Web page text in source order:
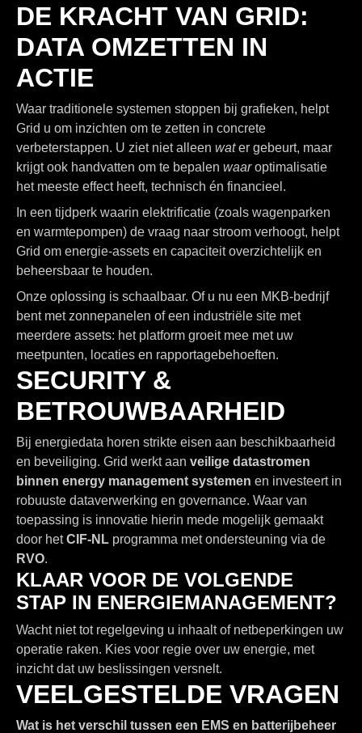
DE KRACHT VAN GRID:
DATA OMZETTEN IN
ACTIE
Waar traditionele systemen stoppen bij grafieken, helpt
Grid u om inzichten om te zetten in concrete
verbeterstappen. U ziet niet alleen water gebeurt, maar
krijgt ook handvatten om te bepalen waaroptimalisatie
het meeste effect heeft, technisch én financieel.
In een tijdperk waarin elektrificatie (zoals wagenparken
en warmtepompen) de vraag naar stroom verhoogt, helpt
Grid om energie-assets en capaciteit overzichtelijk en
beheersbaar te houden.
Onze oplossing is schaalbaar. Of u nu een MKB-bedrijf
bent met zonnepanelen of een industriële site met
meerdere assets: het platform groeit mee met uw
meetpunten, locaties en rapportagebehoeften.
SECURITY &
BETROUWBAARHEID
Bij energiedata horen strikte eisen aan beschikbaarheid
en beveiliging. Grid werkt aan veilige datastromen
binnen energy management systemen en investeert in
robuuste dataverwerking en governance. Waar van
toepassing is innovatie hierin mede mogelijk gemaakt
door hetCIF-NL programma met ondersteuning via de
RVO.
KLAAR VOOR DE VOLGENDE
STAP IN ENERGIEMANAGEMENT?
Wacht niet tot regelgeving u inhaalt of netbeperkingen uw
operatie raken. Kies voor regie over uw energie, met
inzicht dat uw beslissingen versnelt.
VEELGESTELDE VRAGEN
Wat is het verschil tussen een EMS en batterijbeheer